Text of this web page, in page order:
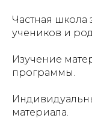
Частная школа
учеников и
Изучение
программы.
материала.